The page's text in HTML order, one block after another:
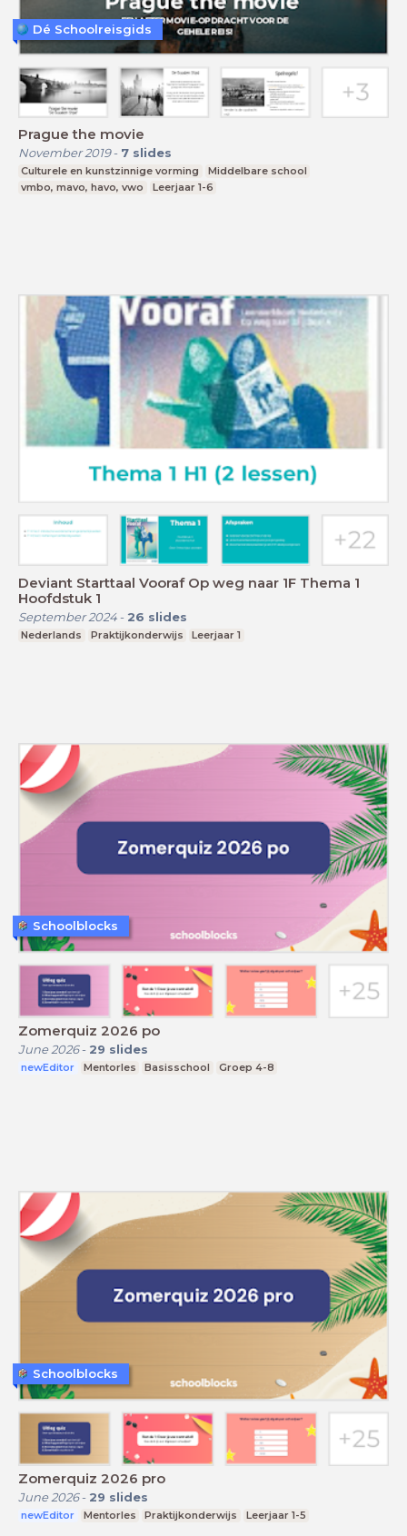
Prague the movie
November 2019- 7 slides
Culturele en kunstzinnige vorming
Middelbare school
vmbo, mavo, havo, vwo
Leerjaar 1-6
Dé Schoolreisgids
Deviant Starttaal Vooraf Op weg naar 1F Thema 1
Hoofdstuk 1
September 2024- 26 slides
Nederlands Praktijkonderwijs Leerjaar 1
Zomerquiz 2026 po
June 2026- 29 slides
newEditor Mentorles Basisschool Groep 4-8
Schoolblocks
Zomerquiz 2026 pro
June 2026- 29 slides
newEditor Mentorles Praktijkonderwijs Leerjaar 1-5
Schoolblocks